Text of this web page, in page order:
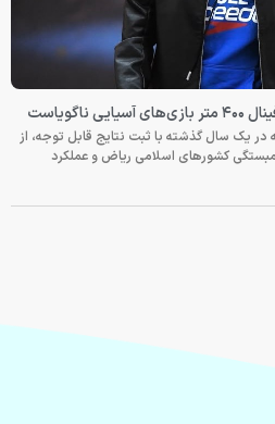
در یک سال گذشته با ثبت نتایج قابل توجه، از
کشورهای اسلامی ریاض و عملکرد